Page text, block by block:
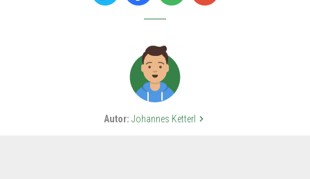
Autor: Johannes Ketterl keyboard_arrow_right